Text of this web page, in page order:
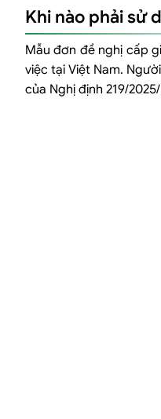
Khi nào phải sử
Mẫu đơn đề nghị cấp
việc tại Việt Nam.
của Nghị định 219/